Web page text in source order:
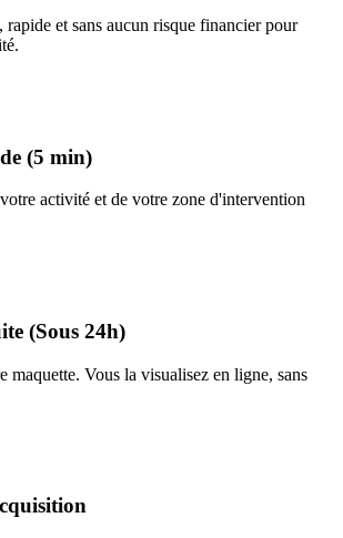
rapide et sans aucun risque financierpour
(5 min)
activité et de votre zone d'intervention
(Sous 24h)
maquette. Vous la visualisez en ligne, sans